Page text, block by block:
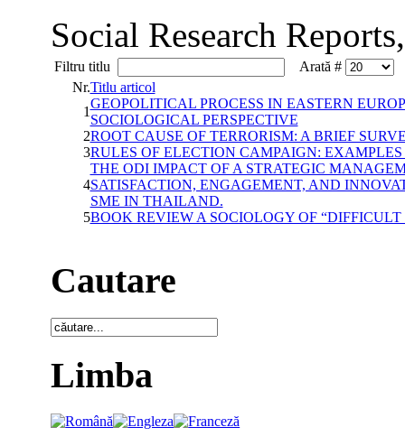
Social Research
Filtru titlu
Arată #
Nr.Titlu articol
1
GEOPOLITICAL PROCESS IN EASTERN
SOCIOLOGICAL PERSPECTIVE
2ROOT CAUSE OF TERRORISM: A BRIEF
3RULES OF ELECTION CAMPAIGN:
4
THE ODI IMPACT OF A STRATEGIC
SATISFACTION, ENGAGEMENT, AND
SME IN THAILAND.
5BOOK REVIEW A SOCIOLOGY OF
Cautare
Limba